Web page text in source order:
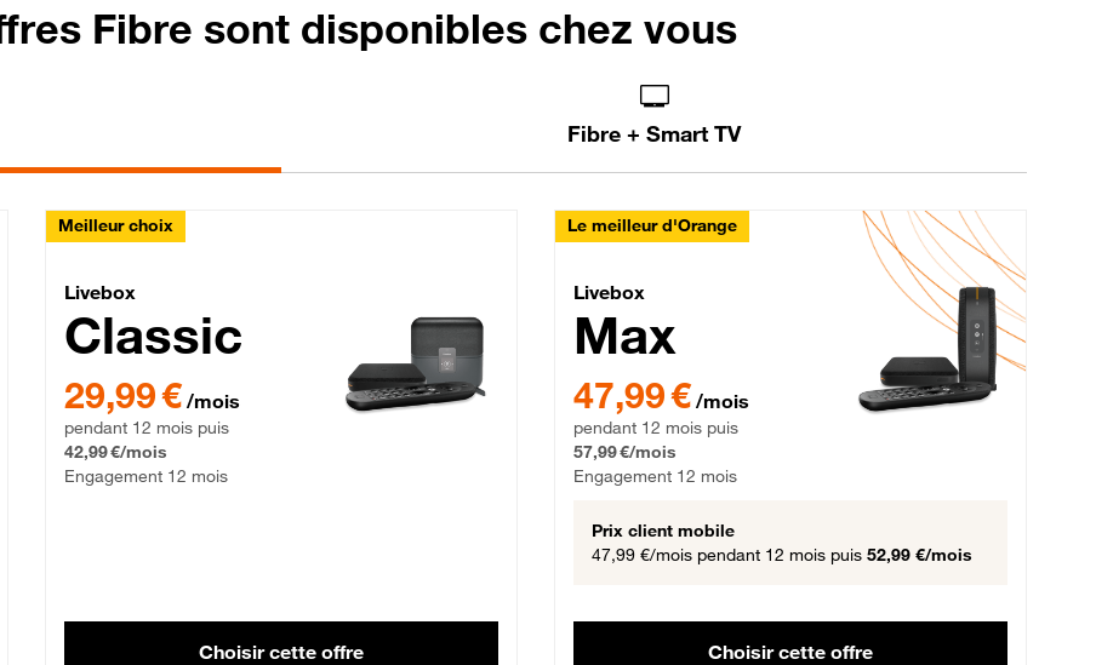
Fibre sont disponibles chez vous
Fibre + Smart TV
Fibre
Meilleur choix
Livebox Classic Fibre
Livebox
Classic
29,99 € par mois pendant 12 mois puis 42,99 € par mois, Engagement 12 mois
29,99 € /mois
pendant 12 mois puis
42,99 €/mois
Engagement 12 mois
Choisir cette offre
Le meilleur d'Orange
Livebox Max Fibre
Livebox
Max
47,99 € par mois pendant 12 mois puis 57,99 € par mois,
47,99 € /mois
pendant 12 mois puis
57,99 €/mois
Engagement 12 mois
Prix client mobile
47,99 €/mois pendant 12 mois puis 52,99 €/mois
Choisir cette offre